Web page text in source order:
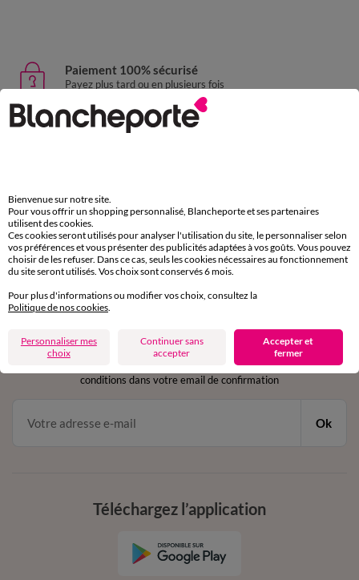
Paiement 100% sécurisé
Payez plus tard ou en plusieurs fois
Livraison express
sous 30 jours avec Mondial Relay uniquement
Service clients
par chat et par téléphone
de 8h00 à 20h00 du lundi au samedi
en vous inscrivant à la newsletter
conditions dans votre email de confirmation
Ok
Téléchargez l’application
Bienvenue sur notre site.
Pour vous offrir un shopping personnalisé, Blancheporte et ses partenaires
utilisent des cookies.
Ces cookies seront utilisés pour analyser l'utilisation du site, le personnaliser selon
vos préférences et vous présenter des publicités adaptées à vos goûts. Vous pouvez
choisir de les refuser. Dans ce cas, seuls les cookies nécessaires au fonctionnement
du site seront utilisés. Vos choix sont conservés 6 mois.
Pour plus d'informations ou modifier vos choix, consultez la
Politique de nos cookies
Personnaliser mes
choix
Continuer sans
accepter
Accepter et
fermer